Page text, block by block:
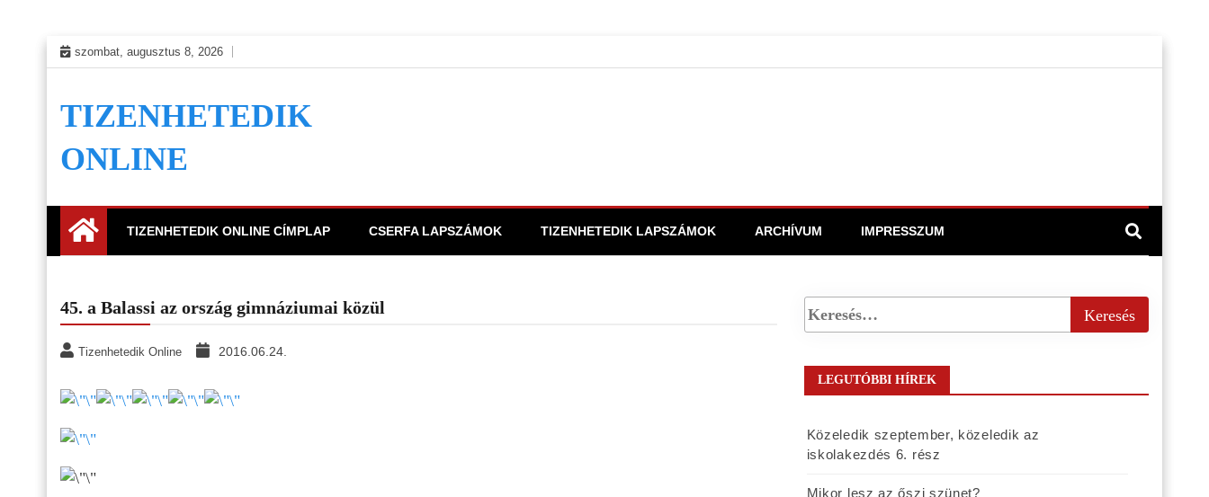
Skip
to
szombat, augusztus 8, 2026
TIZENHETEDIK
ONLINE
TIZENHETEDIK ONLINE CÍMPLAP CSERFA LAPSZÁMOK TIZENHETEDIK LAPSZÁMOK ARCHÍVUM IMPRESSZUM
45. a Balassi az ország gimnáziumai közül
Tizenhetedik Online 2016.06.24.
LEGUTÓBBI HÍREK
Közeledik szeptember, közeledik az
iskolakezdés 6. rész
Mikor lesz az őszi szünet?